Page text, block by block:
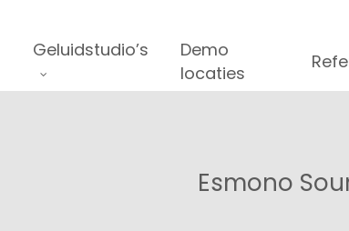
Geluidstudio’s
Demo
locaties
Esmono